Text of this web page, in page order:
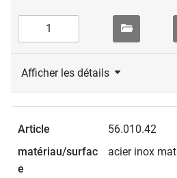
Afficher les détails
56.010.42
acier inox mat